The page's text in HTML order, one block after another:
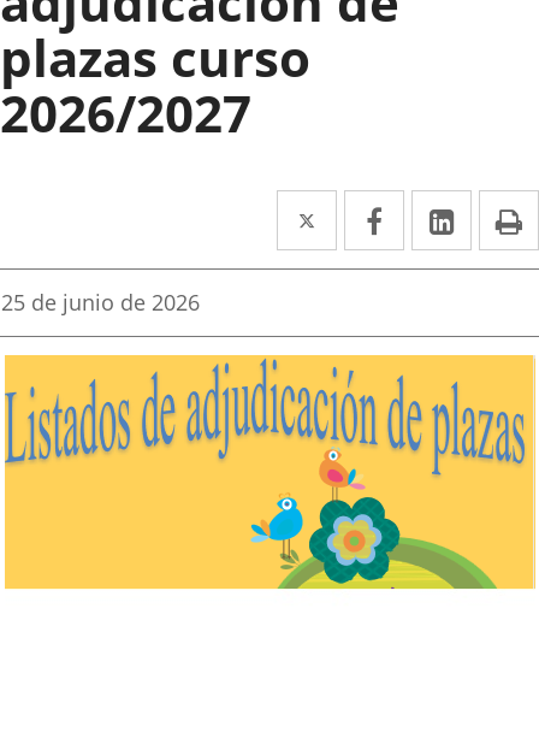
plazas curso
2026/2027
Twitter
Enlace
a
aplicación
externa.
Facebook
Enlace
a
aplicación
externa.
Enlace
a
Fecha
la
25 de junio de 2026